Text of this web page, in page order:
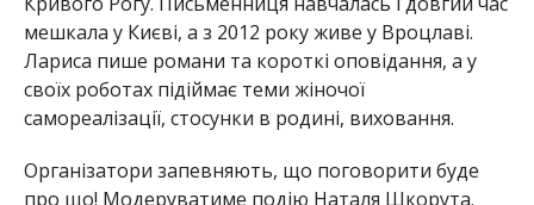
мешкала у Києві, а з 2012 року живе у Вроцлаві.
Лариса пише романи та короткі оповідання, а у
своїх роботах підіймає теми жіночої
самореалізації, стосунки в родині, виховання.
Організатори запевняють, що поговорити буде
про що! Модеруватиме подію Наталя Шкорута.